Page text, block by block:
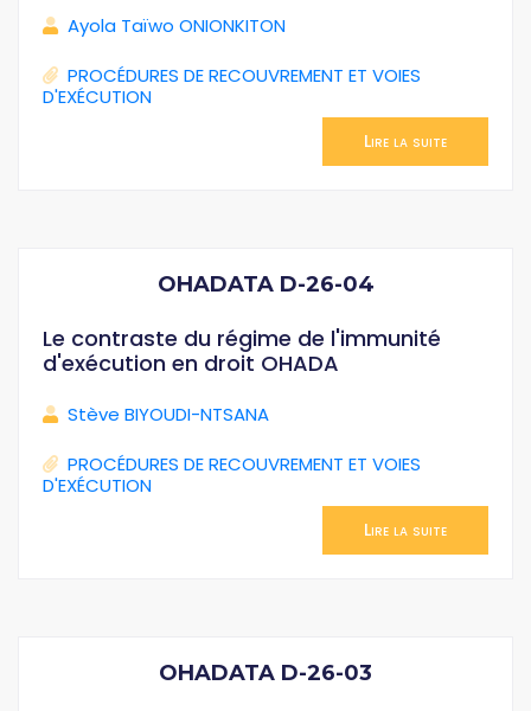
Ayola Taïwo ONIONKITON
PROCÉDURES DE RECOUVREMENT ET VOIES
D'EXÉCUTION
Lire la suite
OHADATA D-26-04
Le contraste du régime de l'immunité
d'exécution en droit OHADA
Stève BIYOUDI-NTSANA
PROCÉDURES DE RECOUVREMENT ET VOIES
D'EXÉCUTION
Lire la suite
OHADATA D-26-03